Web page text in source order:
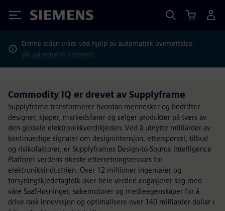
Siemens
Denne siden vises ved hjelp av automatisk oversettelse.
Vis på engelsk i stedet?
Commodity IQ er drevet av Supplyframe
Supplyframe transformerer hvordan mennesker og bedrifter
designer, kjøper, markedsfører og selger produkter på tvers av
den globale elektronikkverdikjeden. Ved å utnytte milliarder av
kontinuerlige signaler om designintensjon, etterspørsel, tilbud
og risikofaktorer, er Supplyframes Design-to-Source Intelligence
Platform verdens rikeste etterretningsressurs for
elektronikkindustrien. Over 12 millioner ingeniører og
forsyningskjedefagfolk over hele verden engasjerer seg med
våre SaaS-løsninger, søkemotorer og medieegenskaper for å
drive rask innovasjon og optimalisere over 140 milliarder dollar i